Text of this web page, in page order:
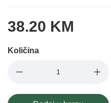
38.20 KM
Količina